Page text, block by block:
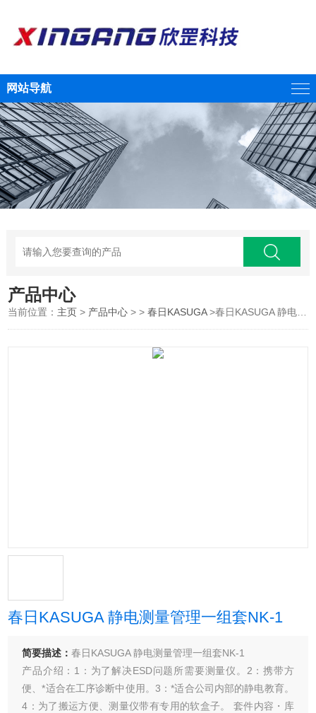
网站导航
产品中心
当前位置： 主页 > 产品中心 > >春日KASUGA>春日KASUGA 静电测量管理一组套NK-1
春日KASUGA 静电测量管理一组套NK-1
简要描述：春日KASUGA 静电测量管理一组套NK-1
产品介绍：1：为了解决ESD问题所需要测量仪。2：携带方
便、*适合在工序诊断中使用。3：*适合公司内部的静电教育。
4：为了搬运方便、测量仪带有专用的软盒子。 套件内容・库